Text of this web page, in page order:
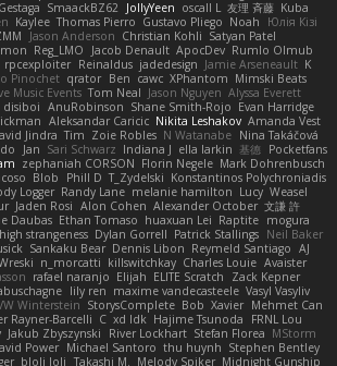
SmaackBZ62 JollyYeen oscall L 友理 斉藤 Kuba
Kaylee Thomas Pierro Gustavo Pliego Noah
Юлія Кізі
Jason Anderson Christian Kohli Satyan Patel
Reg_LMO Jacob Denault ApocDev Rumlo Olmub
rpcexploiter Reinaldus jadedesign Jamie Arseneault K
Pinochet qrator Ben cawc XPhantom Mimski Beats
Music Events Tom Neal Jason Nguyen Alyssa Everett
disiboi AnuRobinson Shane Smith-Rojo Evan Harridge
Aleksandar Caricic Nikita Leshakov Amanda Vest
Jindra Tim Zoie Robles N Watanabe Nina Takáčová
Jan Sari Schwarz Indiana J ella larkin 基德 Pocketfans
zephaniah CORSON Florin Negele Mark Dohrenbusch
Blob Phill D T_Zydelski Konstantinos Polychroniadis
Logger Randy Lane melanie hamilton Lucy Weasel
Jaden Rosi Alon Cohen Alexander October 文謙 許
Daubas Ethan Tomaso huaxuan Lei Raptite mogura
high strangeness Dylan Gorrell Patrick Stallings Neil Baker
Sankaku Bear Dennis Libon Reymeld Santiago AJ
n_morcatti killswitchkay Charles Louie Avaister
rafael naranjo Elijah ELITE Scratch
Zack Kepner
lily ren maxime vandecasteele Vasyl Vasyliv
Winterstein StorysComplete Bob Xavier Mehmet Can
Rayner-Barcelli C xd Idk Hajime Tsunoda
FRNL Lou
Jakub Zbyszynski River Lockhart Stefan Florea MStorm
Power Michael Santoro thu huynh Stephen Bentley
bloli loli Takashi M. Melody Spiker Midnight Gunship